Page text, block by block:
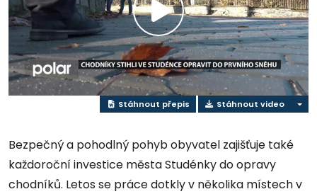
Přehrát
video
Stáhnout přepis Stáhnout video
Bezpečný a pohodlný pohyb obyvatel zajišťuje také
každoroční investice města Studénky do opravy
chodníků. Letos se práce dotkly v několika místech v